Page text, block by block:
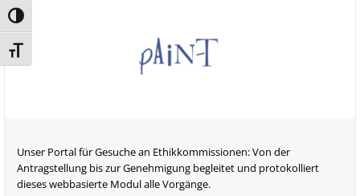
Umschalten auf hohe Kontraste
Schrift vergrößern
Unser Portal für Gesuche an Ethikkommissionen: Von der
Antragstellung bis zur Genehmigung begleitet und protokolliert
dieses webbasierte Modul alle Vorgänge.